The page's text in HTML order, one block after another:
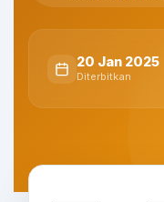
20 Jan 2025
Diterbitkan